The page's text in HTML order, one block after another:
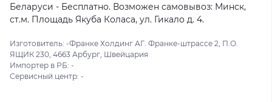
Беларуси - Бесплатно. Возможен самовывоз: Минск,
ст.м. Площадь Якуба Коласа, ул. Гикало д. 4.
Изготовитель: -Франке Холдинг АГ. Франке-штрассе 2, П.О.
ЯЩИК 230, 4663 Арбург, Швейцария
Импортер в РБ: -
Сервисный центр: -